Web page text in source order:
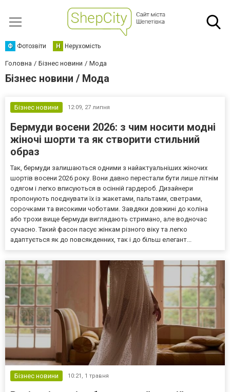
Ф Фотозвіти Н Нерухомість
Головна Бізнес новини Мода
Бізнес новини / Мода
Бізнес новини 12:09, 27 липня
Бермуди восени 2026: з чим носити модні
жіночі шорти та як створити стильний
образ
Так, бермуди залишаються одними з найактуальніших жіночих
шортів восени 2026 року. Вони давно перестали бути лише літнім
одягом і легко вписуються в осінній гардероб. Дизайнери
пропонують поєднувати їх із жакетами, пальтами, светрами,
сорочками та високими чоботами. Завдяки довжині до коліна
або трохи вище бермуди виглядають стримано, але водночас
сучасно. Такий фасон пасує жінкам різного віку та легко
адаптується як до повсякденних, так і до більш елегант...
Бізнес новини 10:21, 1 травня